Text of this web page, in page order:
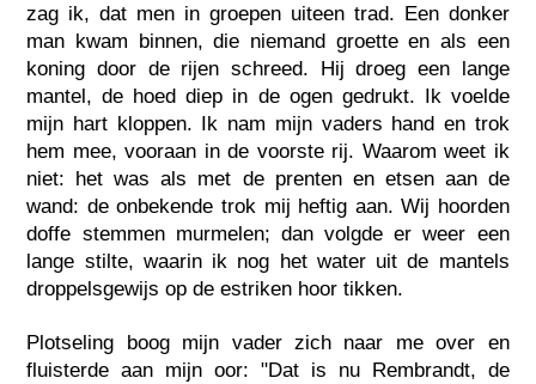
zag ik, dat men in groepen uiteen trad. Een donker
man kwam binnen, die niemand groette en als een
koning door de rijen schreed. Hij droeg een lange
mantel, de hoed diep in de ogen gedrukt. Ik voelde
mijn hart kloppen. Ik nam mijn vaders hand en trok
hem mee, vooraan in de voorste rij. Waarom weet ik
niet: het was als met de prenten en etsen aan de
wand: de onbekende trok mij heftig aan. Wij hoorden
doffe stemmen murmelen; dan volgde er weer een
lange stilte, waarin ik nog het water uit de mantels
droppelsgewijs op de estriken hoor tikken.
Plotseling boog mijn vader zich naar me over en
fluisterde aan mijn oor: "Dat is nu Rembrandt, de